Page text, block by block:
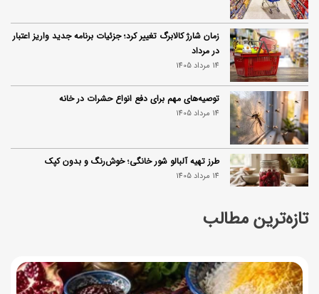
تازه‌ترین مطالب
زمان شارژ کالابرگ تغییر کرد؛ جزئیات برنامه جدید واریز اعتبار
در مرداد
14 مرداد 1405
توصیه‌های مهم برای دفع انواع حشرات در خانه
14 مرداد 1405
طرز تهیه آلبالو شور خانگی؛ خوش‌رنگ و بدون کپک
14 مرداد 1405
طرز تهیه پنکیک با شیره انگور؛ صبحانه‌ای سالم و انرژی‌بخش
۳۵ لیست غذاهای جدید و متفاوت؛ برای ناهار و مهمانی